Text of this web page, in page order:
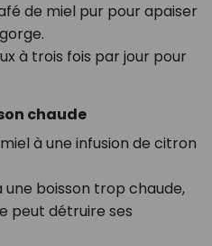
de miel pur pour apaiser
à trois fois par jour pour
chaude
à une infusion de citron
une boisson trop chaude,
peut détruire ses